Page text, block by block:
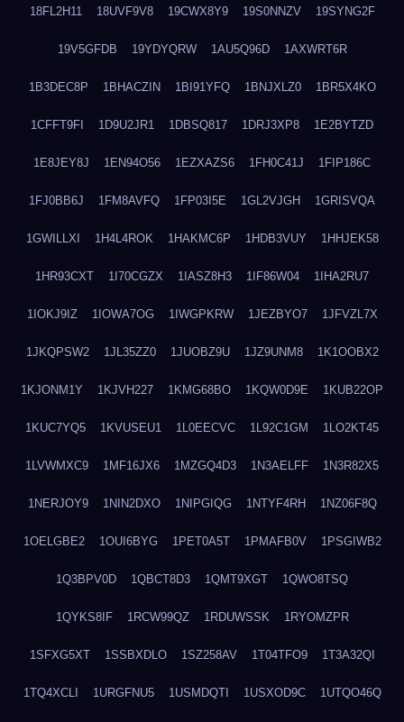
18FL2H11 18UVF9V8 19CWX8Y9 19S0NNZV 19SYNG2F
19V5GFDB 19YDYQRW 1AU5Q96D 1AXWRT6R
1B3DEC8P 1BHACZIN 1BI91YFQ 1BNJXLZ0 1BR5X4KO
1CFFT9FI 1D9U2JR1 1DBSQ817 1DRJ3XP8 1E2BYTZD
1E8JEY8J 1EN94O56 1EZXAZS6 1FH0C41J 1FIP186C
1FJ0BB6J 1FM8AVFQ 1FP03I5E 1GL2VJGH 1GRISVQA
1GWILLXI 1H4L4ROK 1HAKMC6P 1HDB3VUY 1HHJEK58
1HR93CXT 1I70CGZX 1IASZ8H3 1IF86W04 1IHA2RU7
1IOKJ9IZ 1IOWA7OG 1IWGPKRW 1JEZBYO7 1JFVZL7X
1JKQPSW2 1JL35ZZ0 1JUOBZ9U 1JZ9UNM8 1K1OOBX2
1KJONM1Y 1KJVH227 1KMG68BO 1KQW0D9E 1KUB22OP
1KUC7YQ5 1KVUSEU1 1L0EECVC 1L92C1GM 1LO2KT45
1LVWMXC9 1MF16JX6 1MZGQ4D3 1N3AELFF 1N3R82X5
1NERJOY9 1NIN2DXO 1NIPGIQG 1NTYF4RH 1NZ06F8Q
1OELGBE2 1OUI6BYG 1PET0A5T 1PMAFB0V 1PSGIWB2
1Q3BPV0D 1QBCT8D3 1QMT9XGT 1QWO8TSQ
1QYKS8IF 1RCW99QZ 1RDUWSSK 1RYOMZPR
1SFXG5XT 1SSBXDLO 1SZ258AV 1T04TFO9 1T3A32QI
1TQ4XCLI 1URGFNU5 1USMDQTI 1USXOD9C 1UTQO46Q